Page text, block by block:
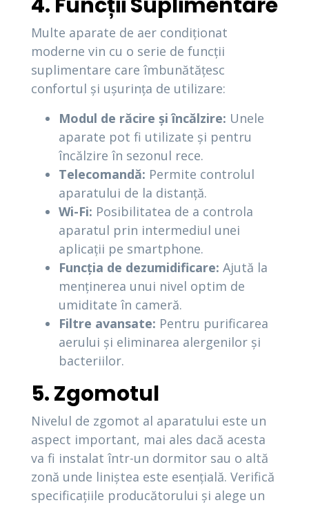
Multe aparate de aer condiționat
moderne vin cu o serie de funcții
suplimentare care îmbunătățesc
confortul și ușurința de utilizare:
Modul de răcire și încălzire: Unele
aparate pot fi utilizate și pentru
încălzire în sezonul rece.
Telecomandă: Permite controlul
aparatului de la distanță.
Wi-Fi: Posibilitatea de a controla
aparatul prin intermediul unei
aplicații pe smartphone.
Funcția de dezumidificare: Ajută la
menținerea unui nivel optim de
umiditate în cameră.
Filtre avansate: Pentru purificarea
aerului și eliminarea alergenilor și
bacteriilor.
5. Zgomotul
Nivelul de zgomot al aparatului este un
aspect important, mai ales dacă acesta
va fi instalat într-un dormitor sau o altă
zonă unde liniștea este esențială. Verifică
specificațiile producătorului și alege un